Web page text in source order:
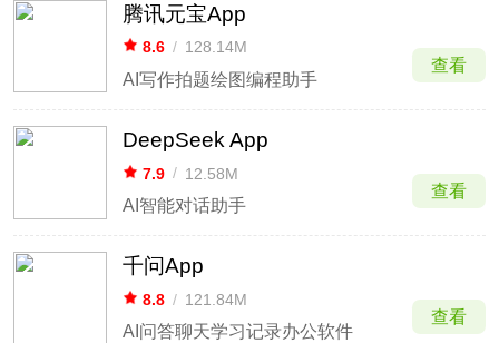
腾讯元宝App
8.6 / 128.14M
AI写作拍题绘图编程助手
查看
DeepSeek App
7.9 / 12.58M
AI智能对话助手
查看
千问App
8.8 / 121.84M
AI问答聊天学习记录办公软件
查看